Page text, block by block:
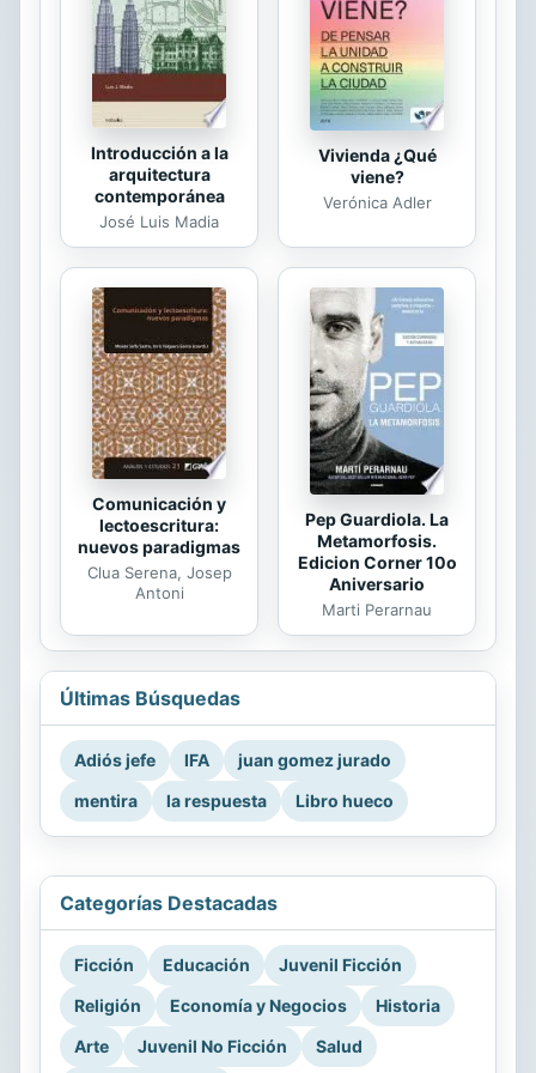
Introducción a la
arquitectura
contemporánea
José Luis Madia
Vivienda ¿Qué
viene?
Verónica Adler
Comunicación y
lectoescritura:
nuevos paradigmas
Clua Serena, Josep
Antoni
Pep Guardiola. La
Metamorfosis.
Edicion Corner 10o
Aniversario
Marti Perarnau
Últimas Búsquedas
Adiós jefe IFA
juan gomez jurado
mentira
la respuesta Libro hueco
Categorías Destacadas
Ficción Educación
Juvenil Ficción
Religión
Economía y Negocios
Historia
Arte
Juvenil No Ficción Salud